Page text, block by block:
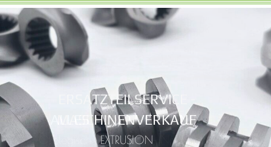
ERSATZTEILSERVICE -
MASCHINENVERKAUF
EXTRUSION
ALLES RUND UM LIGNIN
Ökologisch – Innovativ – Nachhaltig